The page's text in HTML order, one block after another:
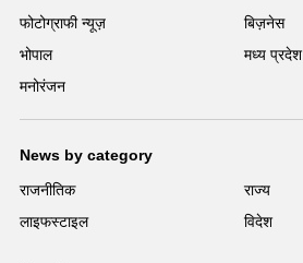
फोटोग्राफी न्यूज़
बिज़नेस
भोपाल
मध्य प्रदेश
मनोरंजन
News by category
राजनीतिक
राज्य
लाइफस्टाइल
विदेश